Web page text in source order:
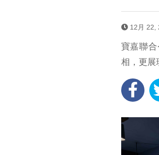
12月 22,
寶嘉聯
相，更展